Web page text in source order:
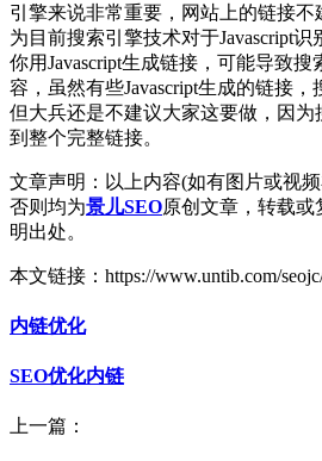
引擎来说非常重要，网站上的链接不
为目前搜索引擎技术对于Javascript
你用Javascript生成链接，可能导致
容，虽然有些Javascript生成的链接，
但大兵还是不建议大家这要做，因
到整个完整链接。
文章声明：以上内容(如有图片或视
否则均为景儿SEO原创文章，转载
明出处。
本文链接：https://www.untib.com/
内链优化
SEO优化内链
上一篇：